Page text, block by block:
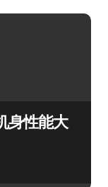
身性能大